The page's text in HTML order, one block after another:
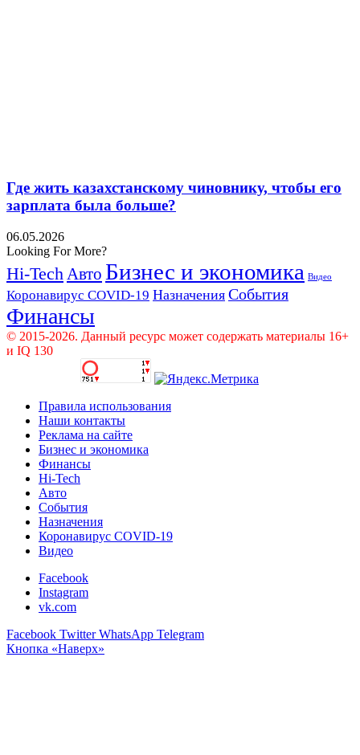
Где жить казахстанскому чиновнику, чтобы его
зарплата была больше?
06.05.2026
Looking For More?
Hi-Tech Авто Бизнес и экономика Видео
Коронавирус COVID-19 Назначения События
Финансы
© 2015-2026. Данный ресурс может содержать материалы 16+
и IQ 130
Правила использования
Наши контакты
Реклама на сайте
Бизнес и экономика
Финансы
Hi-Tech
Авто
События
Назначения
Коронавирус COVID-19
Видео
Facebook
Instagram
vk.com
Facebook Twitter WhatsApp Telegram
Кнопка «Наверх»